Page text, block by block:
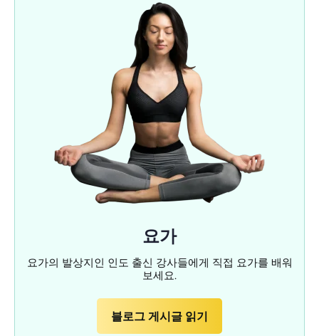
요가
요가의 발상지인 인도 출신 강사들에게 직접 요가를 배워
보세요.
블로그 게시글 읽기